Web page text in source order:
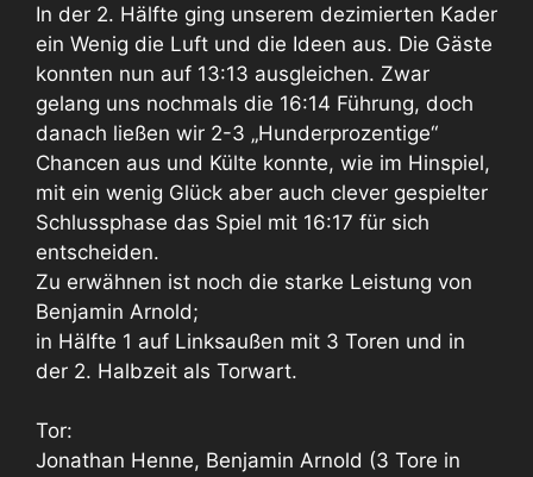
In der 2. Hälfte ging unserem dezimierten Kader
ein Wenig die Luft und die Ideen aus. Die Gäste
konnten nun auf 13:13 ausgleichen. Zwar
gelang uns nochmals die 16:14 Führung, doch
danach ließen wir 2-3 „Hunderprozentige“
Chancen aus und Külte konnte, wie im Hinspiel,
mit ein wenig Glück aber auch clever gespielter
Schlussphase das Spiel mit 16:17 für sich
entscheiden.
Zu erwähnen ist noch die starke Leistung von
Benjamin Arnold;
in Hälfte 1 auf Linksaußen mit 3 Toren und in
der 2. Halbzeit als Torwart.
Tor:
Jonathan Henne, Benjamin Arnold (3 Tore in